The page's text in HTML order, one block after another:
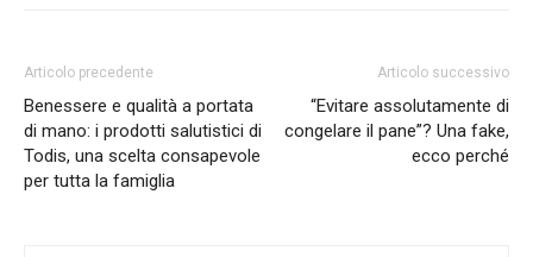
Articolo precedente
Benessere e qualità a portata
di mano: i prodotti salutistici di
Todis, una scelta consapevole
per tutta la famiglia
Articolo successivo
“Evitare assolutamente di
congelare il pane”? Una fake,
ecco perché